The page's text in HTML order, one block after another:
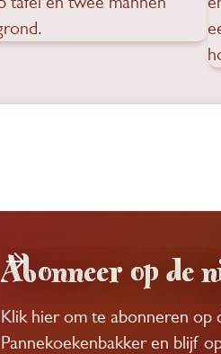
Abonneer op de
Klik hier om te abonneren op
Pannekoekenbakker en blijf